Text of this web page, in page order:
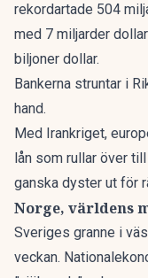
rekordartade 504
med 7 miljarder
biljoner dollar.
Bankerna struntar i
hand.
Med Irankriget,
lån som rullar över
ganska dyster ut för
Norge, världens
Sveriges granne i
veckan.